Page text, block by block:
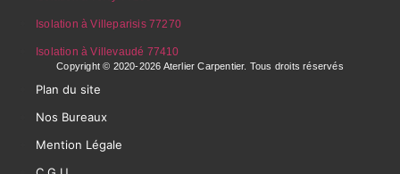
Isolation à Villeparisis 77270
Isolation à Villevaudé 77410
Copyright © 2020-2026 Aterlier Carpentier. Tous droits réservés
Plan du site
Nos Bureaux
Mention Légale